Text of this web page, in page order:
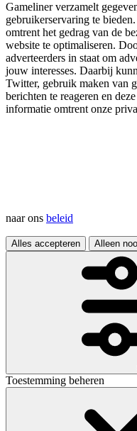
Gameliner verzamelt
gebruikerservaring te
omtrent het gedrag van de
website te optimaliseren.
adverteerders in staat om
jouw interesses. Daarbij
Twitter, gebruik maken van
berichten te reageren en
informatie omtrent onze
naar ons beleid
Alles accepteren Alleen
Toestemming beheren